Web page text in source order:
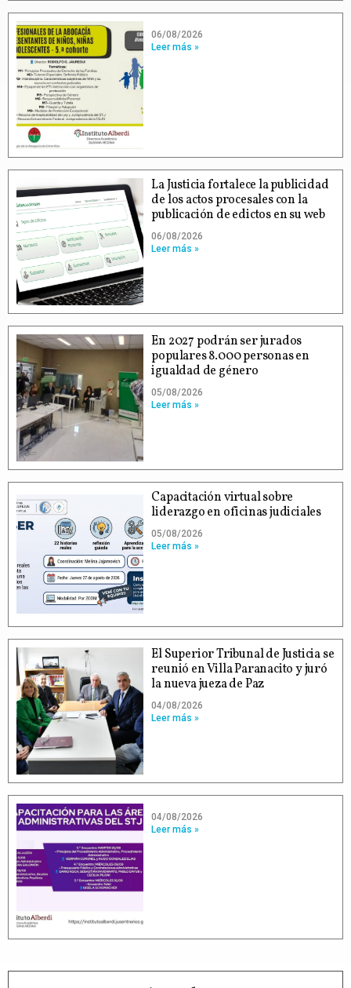
06/08/2026
Leer más »
La Justicia fortalece la publicidad
de los actos procesales con la
publicación de edictos en su web
06/08/2026
Leer más »
En 2027 podrán ser jurados
populares 8.000 personas en
igualdad de género
05/08/2026
Leer más »
Capacitación virtual sobre
liderazgo en oficinas judiciales
05/08/2026
Leer más »
El Superior Tribunal de Justicia se
reunió en Villa Paranacito y juró
la nueva jueza de Paz
04/08/2026
Leer más »
04/08/2026
Leer más »